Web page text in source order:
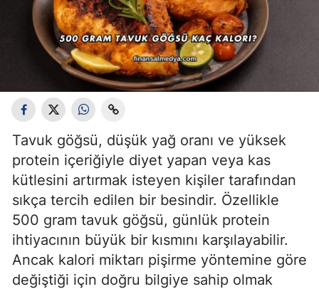
Tavuk göğsü, düşük yağ oranı ve yüksek
protein içeriğiyle diyet yapan veya kas
kütlesini artırmak isteyen kişiler tarafından
sıkça tercih edilen bir besindir. Özellikle
500 gram tavuk göğsü, günlük protein
ihtiyacının büyük bir kısmını karşılayabilir.
Ancak kalori miktarı pişirme yöntemine göre
değiştiği için doğru bilgiye sahip olmak